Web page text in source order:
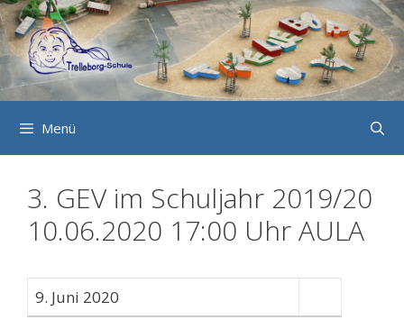
Zum
Inhalt
springen
Menü
3. GEV im Schuljahr 2019/20
10.06.2020 17:00 Uhr AULA
9. Juni 2020